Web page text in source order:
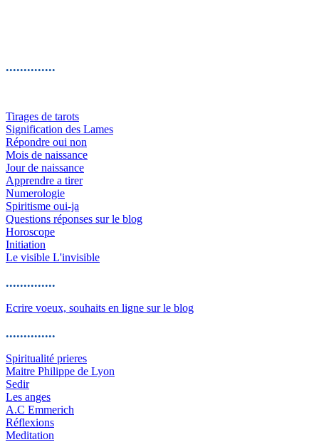
..............
Tirages de tarots
Signification des Lames
Répondre oui non
Mois de naissance
Jour de naissance
Apprendre a tirer
Numerologie
Spiritisme oui-ja
Questions réponses sur le blog
Horoscope
Initiation
Le visible L'invisible
..............
Ecrire voeux, souhaits en ligne sur le blog
..............
Spiritualité prieres
Maitre Philippe de Lyon
Sedir
Les anges
A.C Emmerich
Réflexions
Meditation